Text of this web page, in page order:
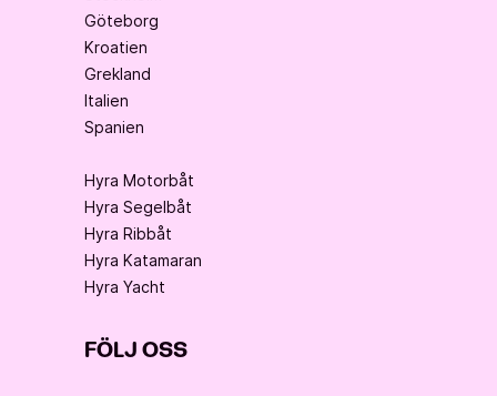
Göteborg
Kroatien
Grekland
Italien
Spanien
Hyra Motorbåt
Hyra Segelbåt
Hyra Ribbåt
Hyra Katamaran
Hyra Yacht
FÖLJ OSS